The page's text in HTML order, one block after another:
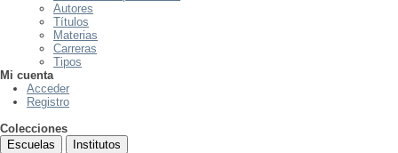
Autores
Títulos
Materias
Carreras
Tipos
Mi cuenta
Acceder
Registro
Colecciones
Escuelas
Institutos